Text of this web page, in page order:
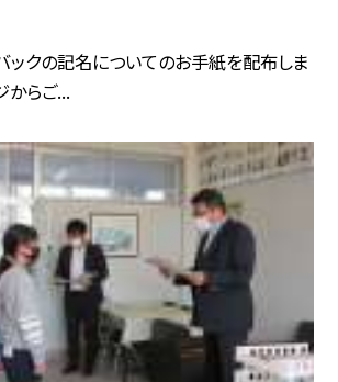
ックの記名についてのお手紙を配布しま
からご...